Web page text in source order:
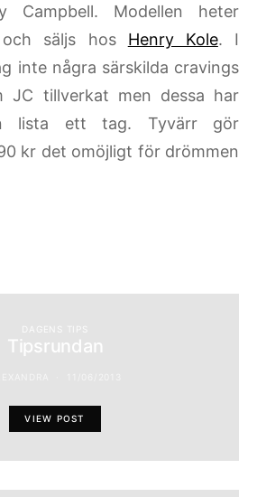
Campbell. Modellen heter
säljs hos Henry Kole. I
inte några särskilda cravings
JC tillverkat men dessa har
lista ett tag. Tyvärr gör
kr det omöjligt för drömmen
DAGENS TIPS
Tipsrundan
VIEW POST